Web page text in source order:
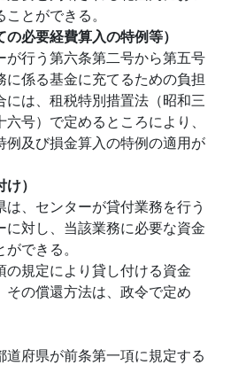
とができる。
の必要経費算入の特例等）
が行う第六条第二号から第五号
に係る基金に充てるための負担
には、租税特別措置法（昭和三
号）で定めるところにより、
例及び損金算入の特例の適用が
）
は、センターが貸付業務を行う
に対し、当該業務に必要な資金
できる。
の規定により貸し付ける資金
その償還方法は、政令で定め
道府県が前条第一項に規定する